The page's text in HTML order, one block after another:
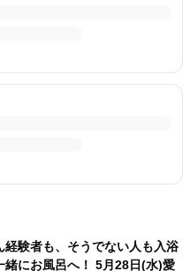
経験者も、そうでない人も入浴
緒にお風呂へ！ 5月28日(水)愛